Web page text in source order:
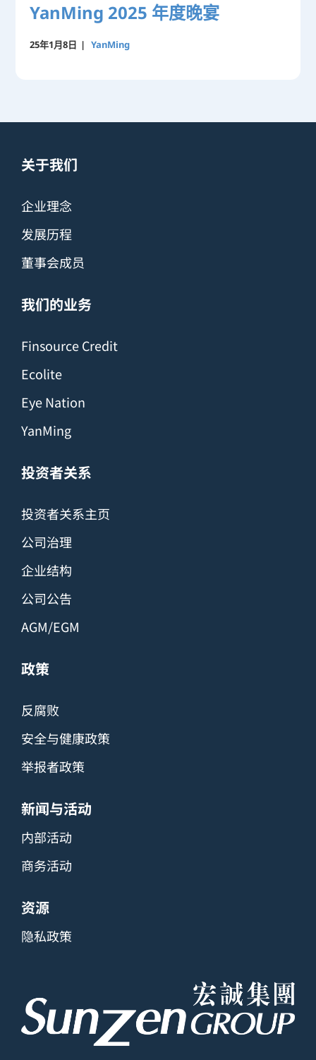
YanMing 2025 年度晚宴
25年1月8日 | YanMing
关于我们
企业理念
发展历程
董事会成员
我们的业务
Finsource Credit
Ecolite
Eye Nation
YanMing
投资者关系
投资者关系主页
公司治理
企业结构
公司公告
AGM/EGM
政策
反腐败
安全与健康政策
举报者政策
新闻与活动
内部活动
商务活动
资源
隐私政策